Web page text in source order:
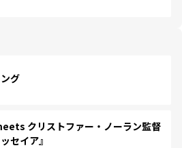
グ
クリストファー・ノーラン監督
セイア』